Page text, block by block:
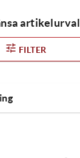
artikelurval
FILTER